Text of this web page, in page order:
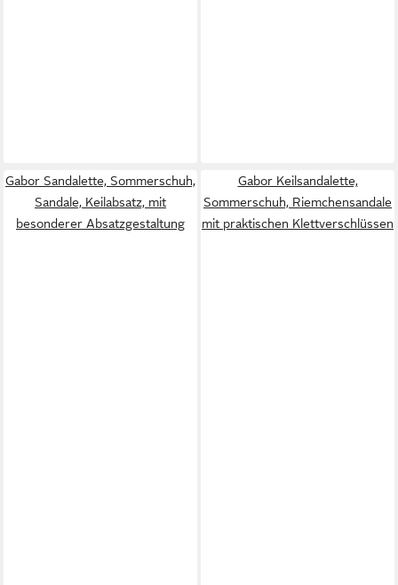
Gabor Sandalette, Sommerschuh,
Sandale, Keilabsatz, mit
besonderer Absatzgestaltung
Gabor Keilsandalette,
Sommerschuh, Riemchensandale
mit praktischen Klettverschlüssen